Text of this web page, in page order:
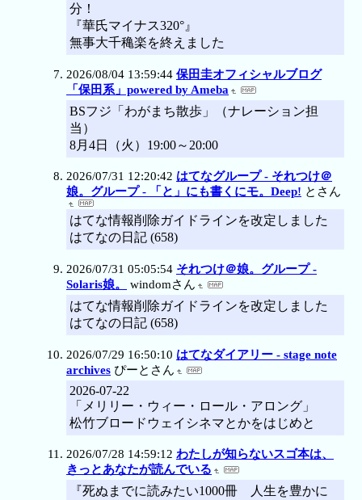
分！
『華氏マイナス320°』
無事大千穐楽を終えました
2026/08/04 13:59:44 保田圭オフィシャルブログ
「保田系」powered by Ameba
​BSフジ「わがまち散歩」（ナレーション担
当）
8月4日（火）19:00～20:00
2026/07/31 12:20:42 はてなグループ - それつけ＠
娘。グループ - 「と」にも書くにモ。Deep! とさん
はてな情報削除ガイドラインを改定しました
はてなの日記 (658)
2026/07/31 05:05:54 それつけ＠娘。グループ -
Solaris娘。
windomさん
はてな情報削除ガイドラインを改定しました
はてなの日記 (658)
2026/07/29 16:50:10 はてなダイアリー - stage note
archives ぴーとさん
2026-07-22
「メリリー・ウィー・ロール・アロング」
松竹ブロードウェイシネマとかをはじめと
2026/07/28 14:59:12 わたしが知らないスゴ本は、
きっとあなたが読んでいる
『死ぬまでに読みたい1000冊 人生を豊かに